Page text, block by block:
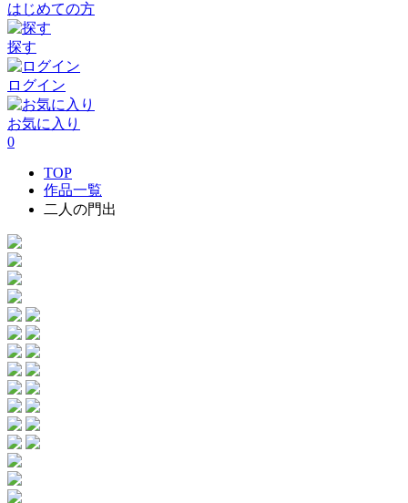
はじめての方
探す
ログイン
お気に入り
0
TOP
作品一覧
二人の門出